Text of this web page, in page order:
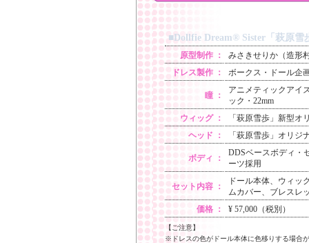
■Dollfie Dream® Sister「萩原雪
原型制作 ：
みさきせりか（造形
ドレス製作 ：
ボークス・ドール企
瞳 ：
アニメティックアイ
ック・22mm
ウィッグ ：
「萩原雪歩」新型
ヘッド ：
「萩原雪歩」オリジ
ボディ ：
DDSベースボディ・
ーツ採用
セット内容 ：
ドール本体、ウィッ
ムカバー、ブレスレ
価格 ：
¥ 57,000（税別）
【ご注意】
※ドレスの色がドール本体に色移りする場合